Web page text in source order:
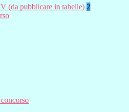
(da pubblicare in tabelle) 2